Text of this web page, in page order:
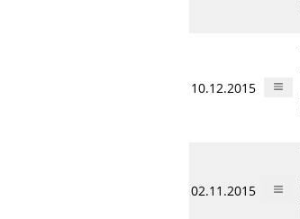
10.12.2015
02.11.2015